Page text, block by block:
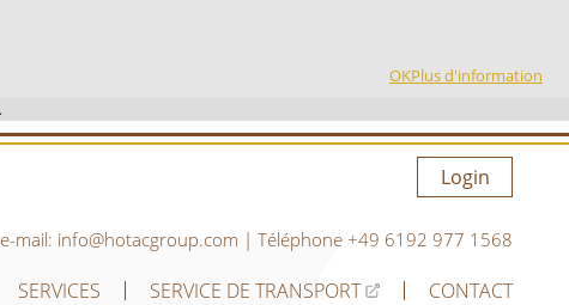
OKPlus d'information
Login
e-mail: info@hotacgroup.com | Téléphone +49 6192 977 1568
SERVICES SERVICE DE TRANSPORT CONTACT